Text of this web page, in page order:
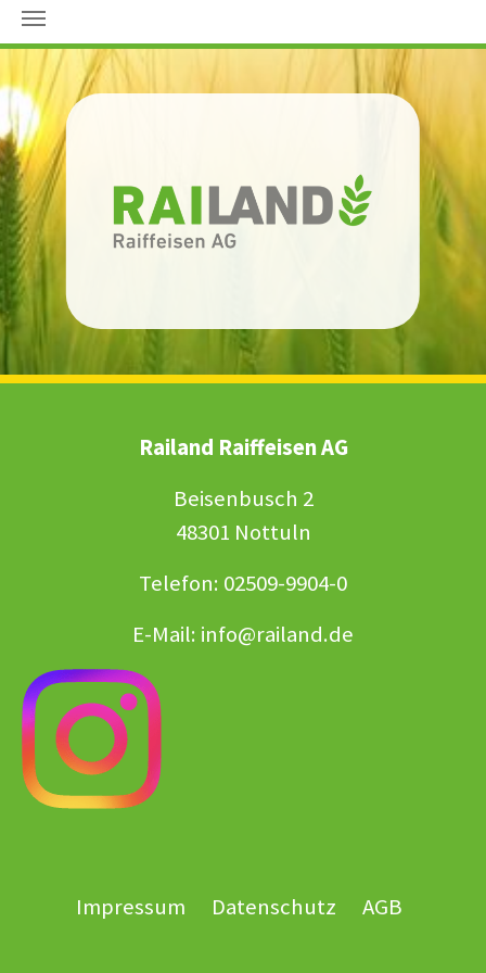
Zum Hauptinhalt springen
Railand Raiffeisen AG
Beisenbusch 2
48301 Nottuln
Telefon: 02509-9904-0
E-Mail: info@railand.de
Impressum Datenschutz AGB